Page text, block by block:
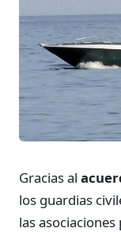
Gracias al
los guardias
las